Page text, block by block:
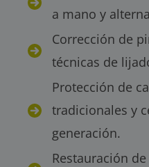
a mano y
Corrección de
técnicas de
Protección de
tradicionales y
generación.
Restauración